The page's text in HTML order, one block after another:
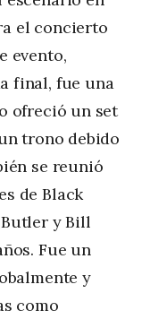
el concierto
evento,
final, fue una
ofreció un set
trono debido
se reunió
de Black
Butler y Bill
Fue un
y
como